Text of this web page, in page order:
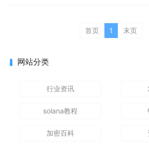
首页 1 末页
网站分类
行业资讯
solana教程
加密百科